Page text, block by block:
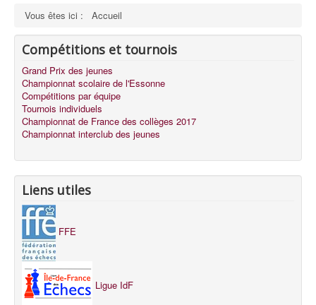
Vous êtes ici : Accueil
Compétitions et tournois
Grand Prix des jeunes
Championnat scolaire de l'Essonne
Compétitions par équipe
Tournois individuels
Championnat de France des collèges 2017
Championnat interclub des jeunes
Liens utiles
FFE
Ligue IdF